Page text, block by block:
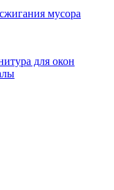
мусора
для окон